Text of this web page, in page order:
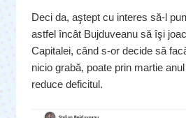
Deci da, aştept cu interes să-l
astfel încât Bujduveanu să îşi
Capitalei, când s-or decide să
nicio grabă, poate prin martie
reduce deficitul.